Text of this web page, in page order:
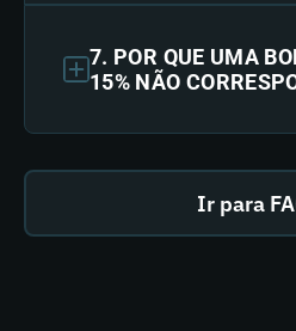
7. POR QUE UMA
15% NÃO
Ir para